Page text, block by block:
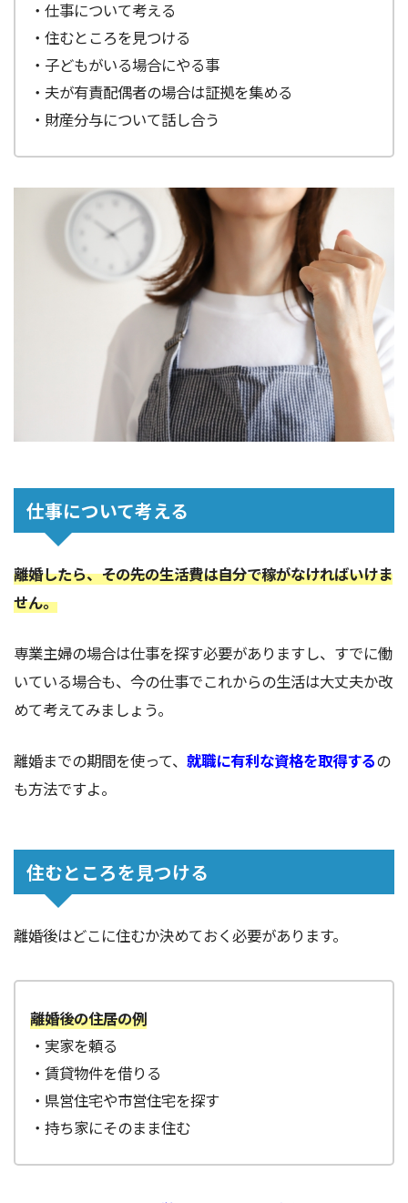
・仕事について考える
・住むところを見つける
・子どもがいる場合にやる事
・夫が有責配偶者の場合は証拠を集める
・財産分与について話し合う
仕事について考える
離婚したら、その先の生活費は自分で稼がなければいけま
せん。
専業主婦の場合は仕事を探す必要がありますし、すでに働
いている場合も、今の仕事でこれからの生活は大丈夫か改
めて考えてみましょう。
離婚までの期間を使って、 就職に有利な資格を取得するの
も方法ですよ。
住むところを見つける
離婚後はどこに住むか決めておく必要があります。
離婚後の住居の例
・実家を頼る
・賃貸物件を借りる
・県営住宅や市営住宅を探す
・持ち家にそのまま住む